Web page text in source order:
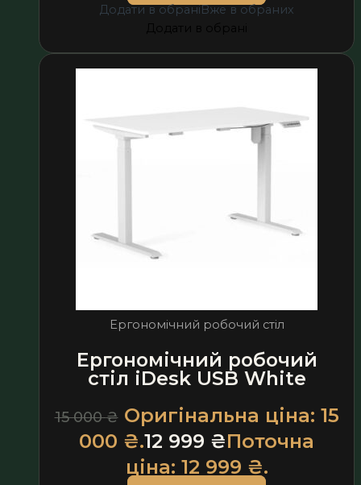
Додати в обраніВже в обраних
Ергономічний робочий стіл
Ергономічний робочий
стіл iDesk USB White
15 000₴ Оригінальна ціна: 15
000 ₴.12 999 ₴Поточна
ціна: 12 999 ₴.